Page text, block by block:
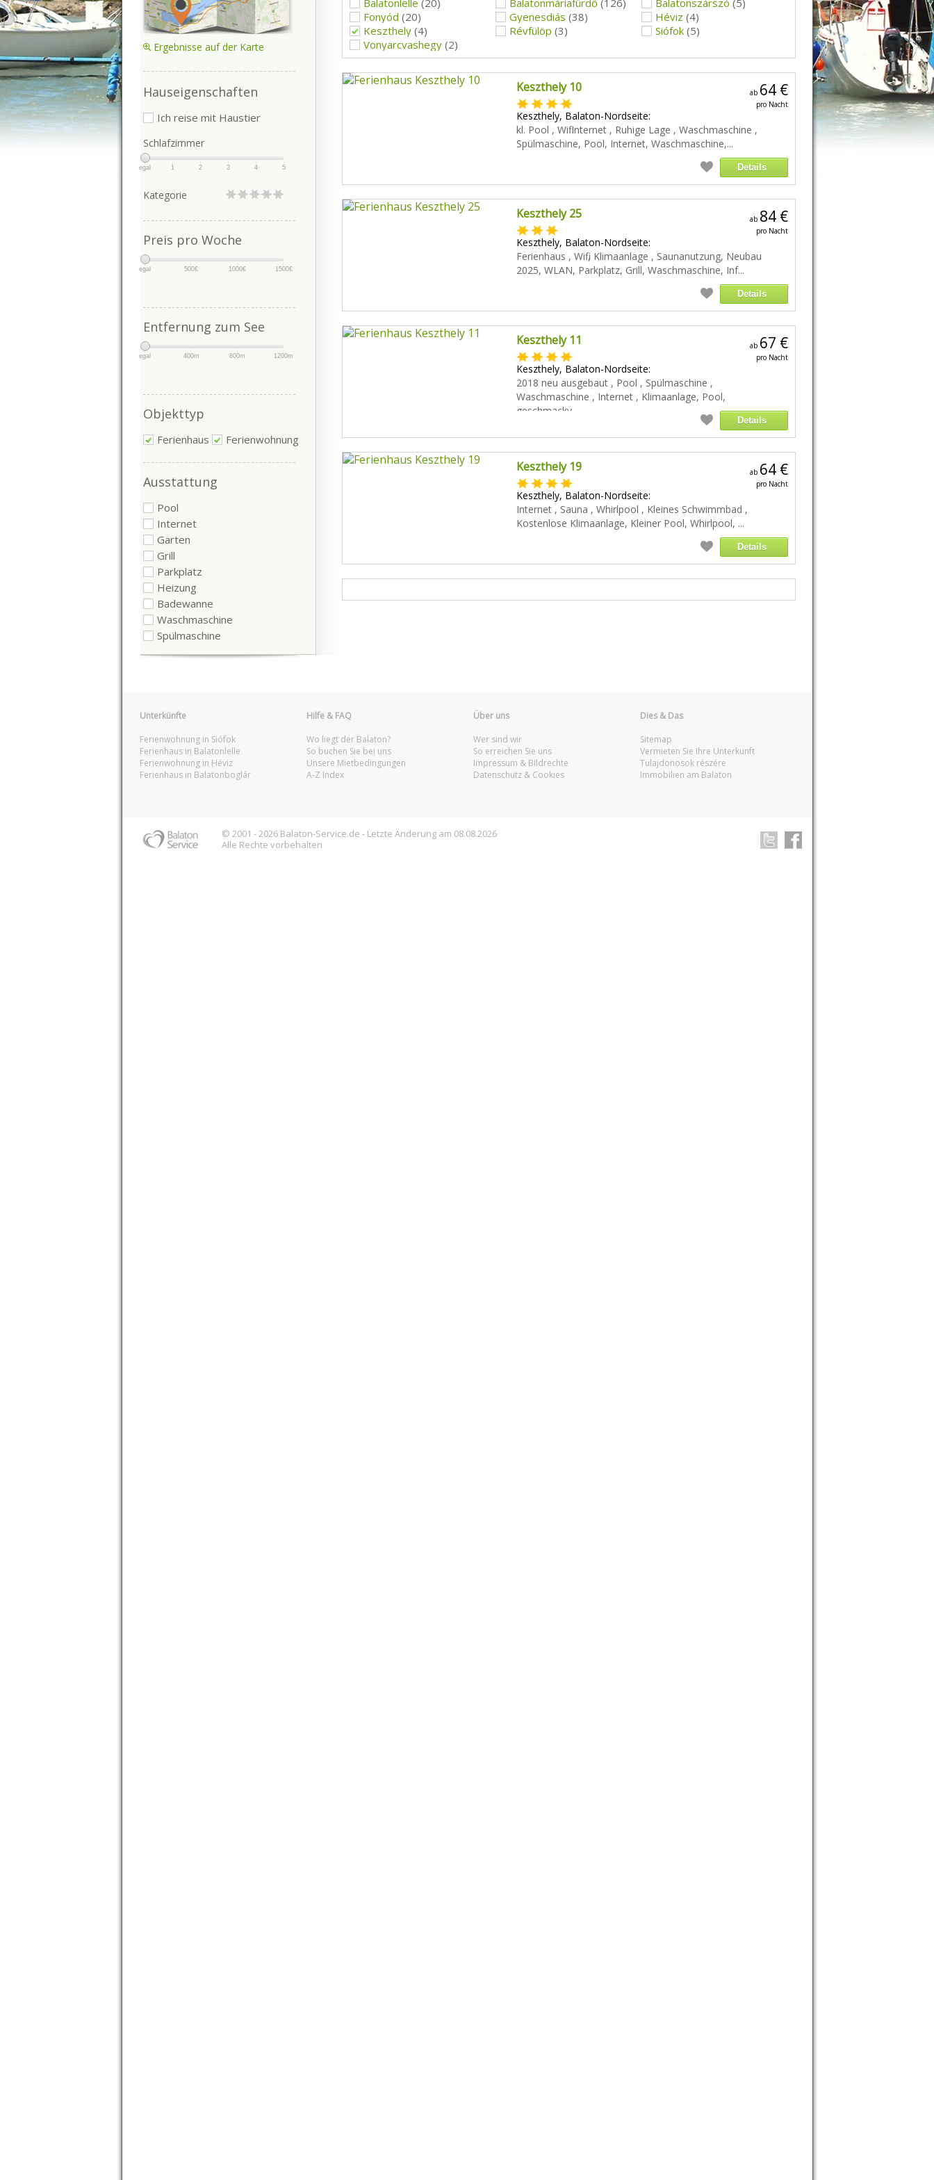
Fonyód (20) Gyenesdiás (38) Héviz (4)
Keszthely(4) Révfülöp (3) Siófok(5)
Vonyarcvashegy(2)
Keszthely 10 ab 64 €
pro Nacht
Keszthely, Balaton-Nordseite:
kl. Pool , Wifi Internet , Ruhige Lage , Waschmaschine ,
Spülmaschine, Pool, Internet, Waschmaschine,...
Details
Keszthely 25 ab 84 €
pro Nacht
Keszthely, Balaton-Nordseite:
Ferienhaus , Wifi , Klimaanlage , Saunanutzung, Neubau
2025, WLAN, Parkplatz, Grill, Waschmaschine, Inf...
Details
Keszthely 11 ab 67 €
pro Nacht
Keszthely, Balaton-Nordseite:
2018 neu ausgebaut , Pool , Spülmaschine ,
Waschmaschine , Internet , Klimaanlage, Pool,
geschmackv...
Details
Keszthely 19 ab 64 €
pro Nacht
Keszthely, Balaton-Nordseite:
Internet , Sauna , Whirlpool , Kleines Schwimmbad ,
Kostenlose Klimaanlage, Kleiner Pool, Whirlpool, ...
Details
Ergebnisse auf der Karte
Hauseigenschaften
Ich reise mit Haustier
Schlafzimmer
egal 1 2 3 4 5
Kategorie
Preis pro Woche
egal 500€ 1000€ 1500€
Entfernung zum See
egal 400m 800m 1200m
Objekttyp
Ferienhaus Ferienwohnung
Ausstattung
Pool
Internet
Garten
Grill
Parkplatz
Heizung
Badewanne
Waschmaschine
Spülmaschine
Unterkünfte
Ferienwohnung in Siófok
Ferienhaus in Balatonlelle
Ferienwohnung in Héviz
Ferienhaus in Balatonboglár
Hilfe & FAQ
Wo liegt der Balaton?
So buchen Sie bei uns
Unsere Mietbedingungen
A-Z Index
Über uns
Wer sind wir
So erreichen Sie uns
Impressum & Bildrechte
Datenschutz & Cookies
Dies & Das
Sitemap
Vermieten Sie Ihre Unterkunft
Tulajdonosok részére
Immobilien am Balaton
© 2001 - 2026 Balaton-Service.de - Letzte Änderung am 08.08.2026
Alle Rechte vorbehalten